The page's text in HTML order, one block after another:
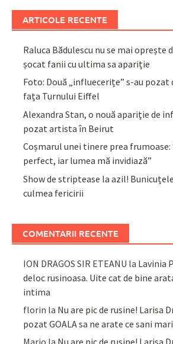
ARTICOLE RECENTE
Raluca Bădulescu nu se mai oprește
șocat fanii cu ultima sa apariție
Foto: Două „influecerițe” s-au pozat
fața Turnului Eiffel
Alexandra Stan, o nouă apariție de
pozat artista în Beirut
Coșmarul unei tinere prea frumoase:
perfect, iar lumea mă invidiază”
Show de striptease la azil!
culmea fericirii
COMENTARII RECENTE
ION DRAGOS SIR ETEANU la Lavinia
deloc rusinoasa. Uite cat de bine
intima
florin la Nu are pic de rusine! Larisa
pozat GOALA sa ne arate ce sani